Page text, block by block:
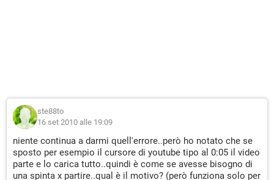
ste88to
16 set 2010 alle 19:09
niente continua a darmi quell'errore..però ho notato che se
sposto per esempio il cursore di youtube tipo al 0:05 il video
parte e lo carica tutto..quindi è come se avesse bisogno di
una spinta x partire..qual è il motivo? (però funziona solo per